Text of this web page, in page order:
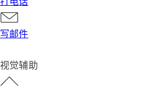
写邮件
视觉辅助